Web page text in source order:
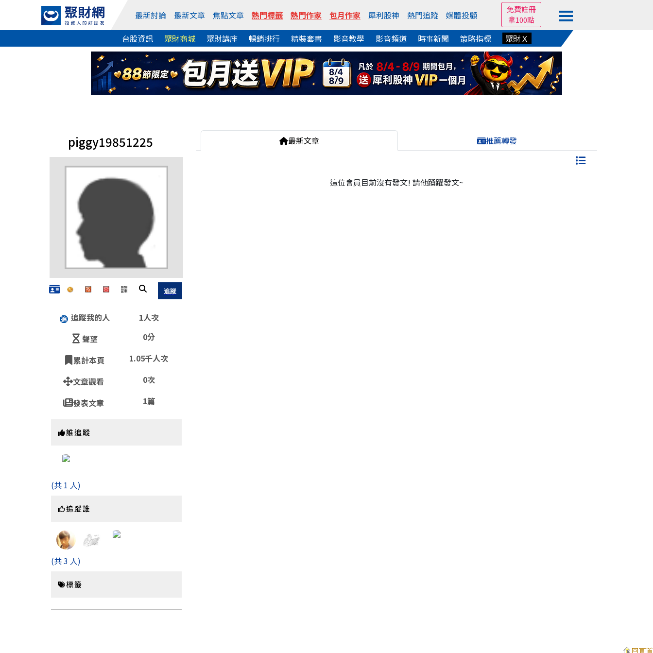
最新討論 最新文章 焦點文章 熱門標籤 熱門作家 包月作家 犀利股神 熱門追蹤 媒體投顧
免費註冊
拿100點
台股資訊 聚財商城 聚財講座 暢銷排行 精裝套書 影音教學 影音頻道 時事新聞 策略指標 聚財Ｘ
piggy19851225
追蹤我的人
1人次
聲望
0分
累計本頁
1.05千人次
文章觀看
0次
發表文章
1篇
誰追蹤
(共 1 人)
追蹤誰
(共 3 人)
標籤
最新文章 推薦轉發
這位會員目前沒有發文! 請他踴躍發文~